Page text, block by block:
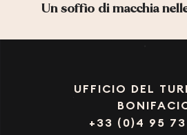
CORSICA KITEBOARDING
ALOHA CORSICA
BASTION DE L'ETENDARD
NAUTIC AVENTURES
Un soffio di macchia
UFFICIO DEL
+33 (0)4 95 73